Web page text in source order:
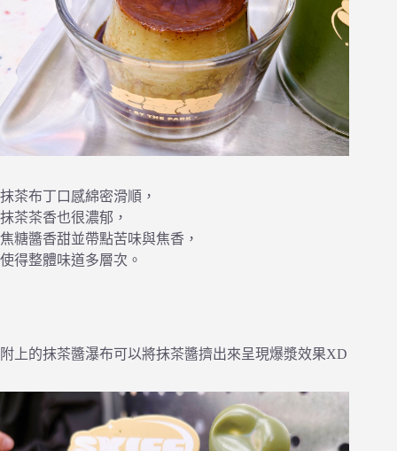
抹茶布丁口感綿密滑順，
抹茶茶香也很濃郁，
焦糖醬香甜並帶點苦味與焦香，
使得整體味道多層次。
附上的抹茶醬瀑布可以將抹茶醬擠出來呈現爆漿效果XD